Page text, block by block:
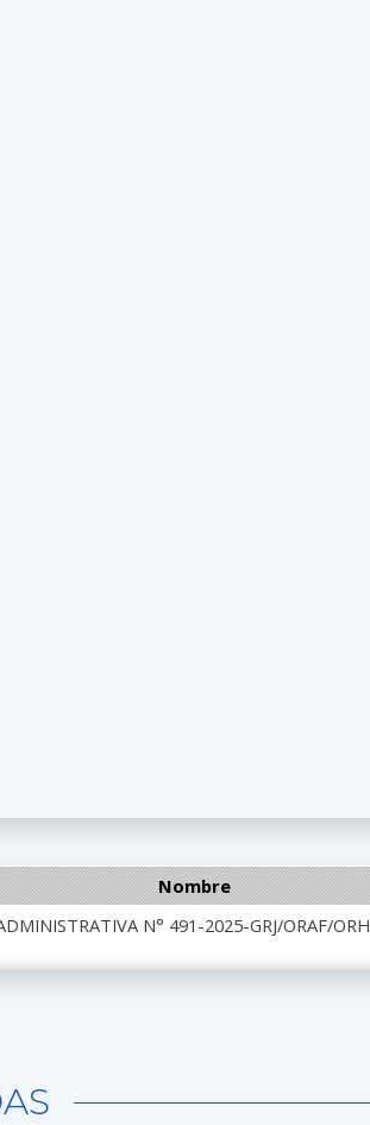
Nombre
N° 491-2025-GRJ/ORAF/ORH